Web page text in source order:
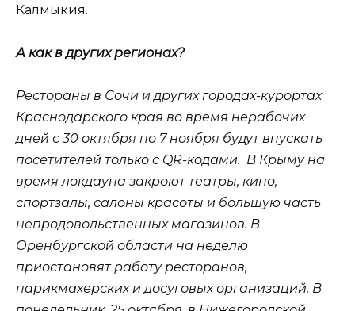
Калмыкия.
А как в других регионах?
Рестораны в Сочи и других городах-курортах
Краснодарского края во время нерабочих
дней с 30 октября по 7 ноября будут впускать
посетителей только с QR-кодами. В Крыму на
время локдауна закроют театры, кино,
спортзалы, салоны красоты и большую часть
непродовольственных магазинов. В
Оренбургской области на неделю
приостановят работу ресторанов,
парикмахерских и досуговых организаций. В